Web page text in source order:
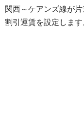
n
a
a
d
関西～ケアンズ線が
割引運賃を設定します